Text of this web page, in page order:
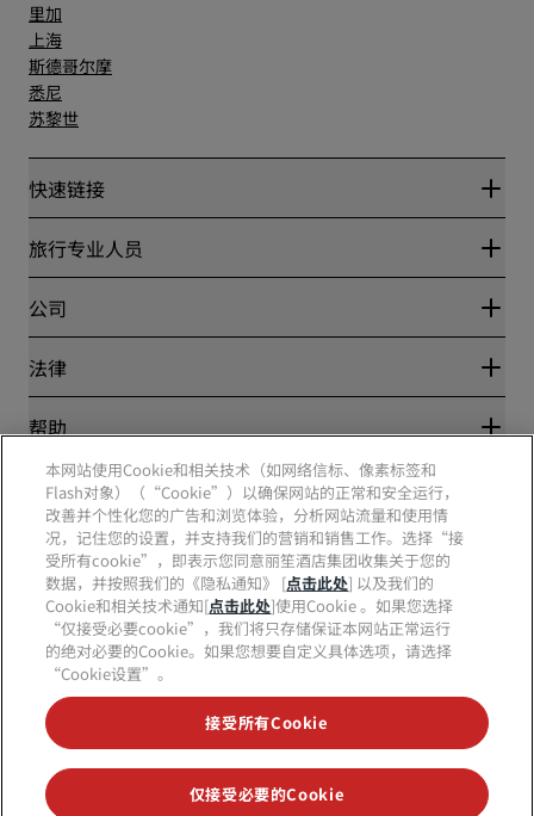
里加
上海
斯德哥尔摩
悉尼
苏黎世
快速链接
丽赏会
Blog
目的地
丽笙酒店集团APP
体育认证酒店
家庭友好型酒店
旅行专业人员
合作伙伴
公司
丽笙酒店集团
工作机会 RHG
工作机会 PPHE
工作机会 EHL
The Club by RHG
发展机会
责任经营
采购
法律
隐私中心
丽赏会条款和条件
网站使用协议
数字无障碍
现代奴隶制声明
帮助
消费者警示
联系方式
常见问题
网站地图
社交媒体
丽笙酒店集团品牌
不再错失我们最受欢迎的酒店优惠
本网站使用Cookie和相关技术（如网络信标、像素标签和
Flash对象）（“Cookie”）以确保网站的正常和安全运行，
改善并个性化您的广告和浏览体验，分析网站流量和使用情
况，记住您的设置，并支持我们的营销和销售工作。选择“接
受所有cookie”，即表示您同意丽笙酒店集团收集关于您的
数据，并按照我们的《隐私通知》 [点击此处] 以及我们的
Cookie和相关技术通知[点击此处]使用Cookie 。如果您选择
“仅接受必要cookie”，我们将只存储保证本网站正常运行
的绝对必要的Cookie。如果您想要自定义具体选项，请选择
“Cookie设置”。
接受所有Cookie
仅接受必要的Cookie